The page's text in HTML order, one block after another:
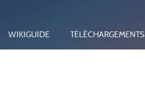
WIKIGUIDE TÉLÉCHARGEMENTS